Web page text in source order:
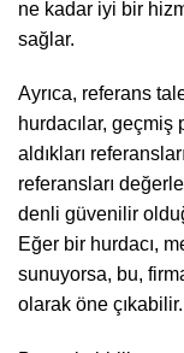
ne kadar iyi bir
sağlar.
Ayrıca, referans
hurdacılar,
aldıkları
referansları
denli güvenilir
Eğer bir hurdacı,
sunuyorsa, bu,
olarak öne çıkabilir.